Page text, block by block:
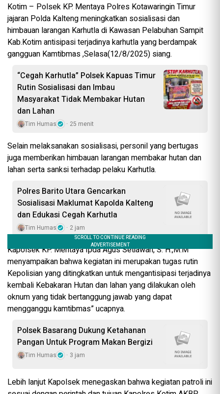
Kotim – Polsek KP. Mentaya Polres Kotawaringin Timur
jajaran Polda Kalteng meningkatkan sosialisasi dan
himbauan larangan Karhutla di Kawasan Pelabuhan Sampit
Kab.Kotim antisipasi terjadinya karhutla yang berdampak
gangguan Kamtibmas ,Selasa(12/8/2025) siang.
“Cegah Karhutla” Polsek Kapuas Timur
Rutin Sosialisasi dan Imbau
Masyarakat Tidak Membakar Hutan
dan Lahan
Tim Humas 25 menit
Selain melaksanakan sosialisasi, personil yang bertugas
juga memberikan himbauan larangan membakar hutan dan
lahan serta sanksi terhadap pelaku Karhutla.
Polres Barito Utara Gencarkan
Sosialisasi Maklumat Kapolda Kalteng
dan Edukasi Cegah Karhutla
Tim Humas 2 jam
Kapolsek KP. Mentaya Ipda Agus Setiawan, S. H.,M.M
menyampaikan bahwa kegiatan ini merupakan tugas rutin
Kepolisian yang ditingkatkan untuk mengantisipasi terjadinya
kembali Kebakaran Hutan dan lahan yang dilakukan oleh
oknum yang tidak bertanggung jawab yang dapat
mengganggu kamtibmas” ucapnya.
Polsek Basarang Dukung Ketahanan
Pangan Untuk Program Makan Bergizi
Tim Humas 3 jam
Lebih lanjut Kapolsek menegaskan bahwa kegiatan patroli ini